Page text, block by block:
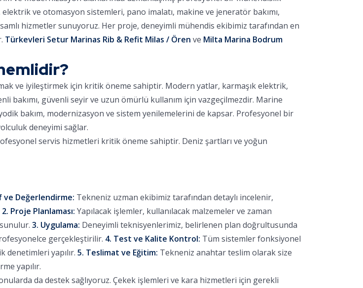
ve otomasyon sistemleri, pano imalatı, makine ve jeneratör bakımı,
hizmetler sunuyoruz. Her proje, deneyimli mühendis ekibimiz tarafından en
Türkevleri Setur Marinas Rib & Refit Milas / Ören ve Milta Marina Bodrum
ve iyileştirmek için kritik öneme sahiptir. Modern yatlar, karmaşık elektrik,
bakımı, güvenli seyir ve uzun ömürlü kullanım için vazgeçilmezdir. Marine
bakım, modernizasyon ve sistem yenilemelerini de kapsar. Profesyonel bir
deneyimi sağlar.
servis hizmetleri kritik öneme sahiptir. Deniz şartları ve yoğun
ve Değerlendirme: Tekneniz uzman ekibimiz tarafından detaylı incelenir,
2. Proje Planlaması: Yapılacak işlemler, kullanılacak malzemeler ve zaman
3. Uygulama: Deneyimli teknisyenlerimiz, belirlenen plan doğrultusunda
gerçekleştirilir. 4. Test ve Kalite Kontrol: Tüm sistemler fonksiyonel
denetimleri yapılır. 5. Teslimat ve Eğitim: Tekneniz anahtar teslim olarak size
yapılır.
da destek sağlıyoruz. Çekek işlemleri ve kara hizmetleri için gerekli